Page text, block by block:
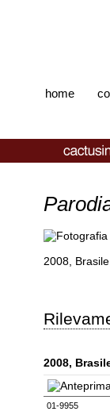
home
2008,
2008,
01-9955